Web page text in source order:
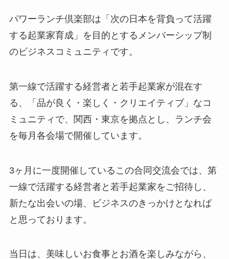
パワーランチ倶楽部は「次の日本を背負って活躍
する起業家育成」を目的とするメンバーシップ制
のビジネスコミュニティです。
第一線で活躍する経営者と若手起業家が混在す
る、「品が良く・楽しく・クリエイティブ」なコ
ミュニティで、関西・東京を拠点とし、ランチ会
を毎月各会場で開催しています。
3ヶ月に一度開催しているこの合同交流会では、第
一線で活躍する経営者と若手起業家をご招待し、
新たな出会いの場、ビジネスのきっかけとなれば
と思っております。
当日は、美味しいお食事とお酒を楽しみながら、